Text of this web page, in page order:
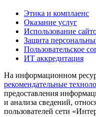
Этика и комплаенс
Оказание услуг
Использование
Защита
Пользовательское
ИТ аккредитация
На информационном
рекомендательные
предоставления
и анализа сведений,
пользователей сети